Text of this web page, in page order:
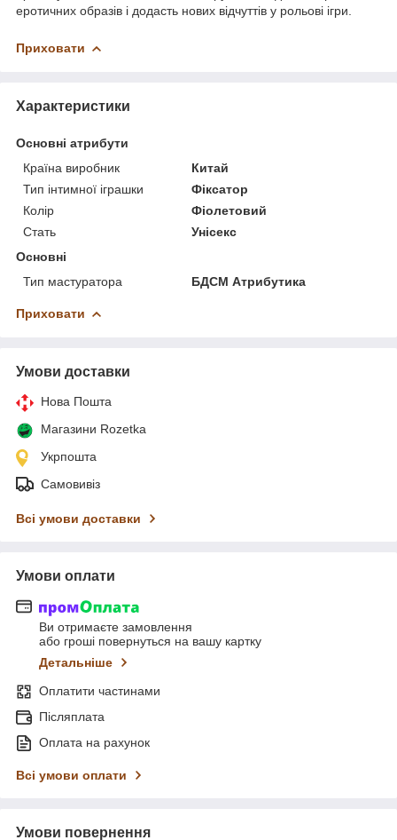
еротичних образів і додасть нових відчуттів у рольові ігри.
Приховати
Характеристики
Основні атрибути
Країна виробник
Китай
Тип інтимної іграшки
Фіксатор
Колір
Фіолетовий
Стать
Унісекс
Основні
Тип мастуратора
БДСМ Атрибутика
Приховати
Умови доставки
Нова Пошта
Магазини Rozetka
Укрпошта
Самовивіз
Всі умови доставки
Умови оплати
Ви отримаєте замовлення
або гроші повернуться на вашу картку
Детальніше
Оплатити частинами
Післяплата
Оплата на рахунок
Всі умови оплати
Умови повернення